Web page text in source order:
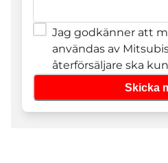
Jag godkänner att
användas av
återförsäljare ska
Skicka